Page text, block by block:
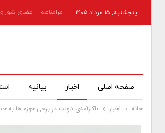
پنجشنبه, ۱۵ مرداد ۱۴۰۵ مرامنامه اعضای
صفحه اصلی اخبار بیانیه
خانه اخبار ناکارآمدی دولت در برخی حوزه ها به